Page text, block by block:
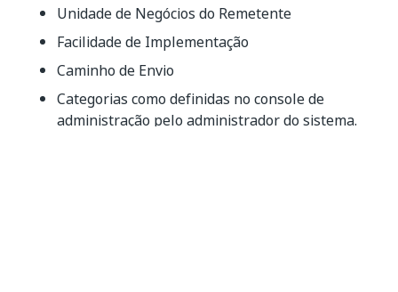
Unidade de Negócios do Remetente
Facilidade de Implementação
Caminho de Envio
Categorias como definidas no console de
administração pelo administrador do sistema.